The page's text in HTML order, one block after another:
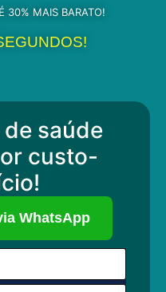
30% MAIS BARATO!
saúde
custo-
WhatsApp